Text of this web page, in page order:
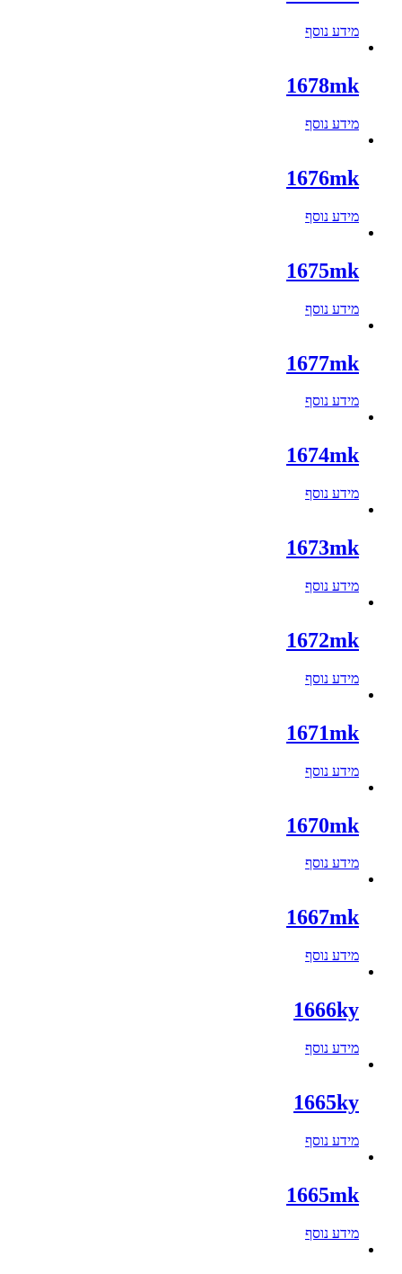
מידע נוסף
1678mk
מידע נוסף
1676mk
מידע נוסף
1675mk
מידע נוסף
1677mk
מידע נוסף
1674mk
מידע נוסף
1673mk
מידע נוסף
1672mk
מידע נוסף
1671mk
מידע נוסף
1670mk
מידע נוסף
1667mk
מידע נוסף
1666ky
מידע נוסף
1665ky
מידע נוסף
1665mk
מידע נוסף